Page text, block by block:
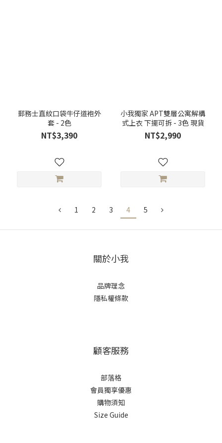
郵務士直紋口袋牛仔道袍外
套 - 2色
NT$3,390
小我獨家 APT雙層公寓解構
式上衣 下擺可拆 - 3色 現貨
NT$2,990
1 2 3 4 5
關於小我
品牌理念
隱私權條款
顧客服務
部落格
會員獨享優惠
購物須知
Size Guide